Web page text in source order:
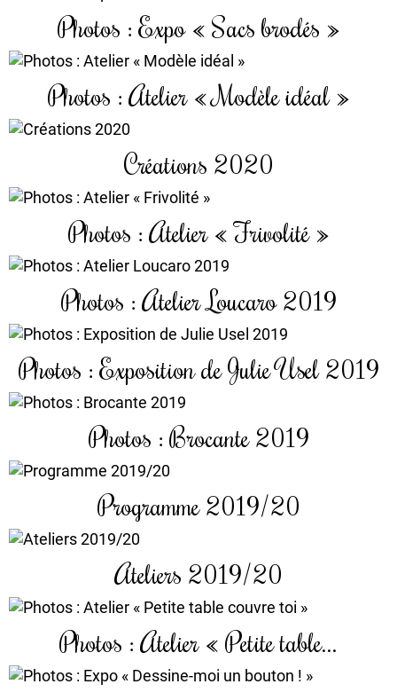
Photos : Expo « Sacs brodés »
Photos : Atelier « Modèle idéal »
Créations 2020
Photos : Atelier « Frivolité »
Photos : Atelier Loucaro 2019
Photos : Exposition de Julie Usel 2019
Photos : Brocante 2019
Programme 2019/20
Ateliers 2019/20
Photos : Atelier « Petite table...